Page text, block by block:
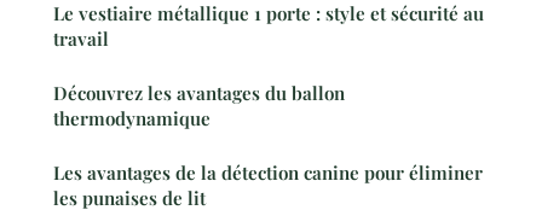
Le vestiaire métallique 1 porte : style et sécurité au
travail
Découvrez les avantages du ballon
thermodynamique
Les avantages de la détection canine pour éliminer
les punaises de lit